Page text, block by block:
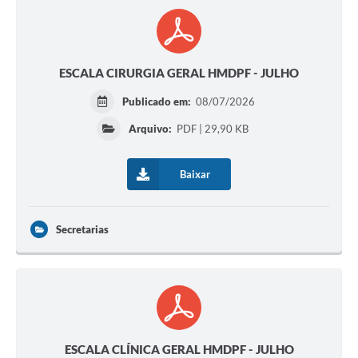
ESCALA CIRURGIA GERAL HMDPF - JULHO
Publicado em: 08/07/2026
Arquivo: PDF | 29,90 KB
Baixar
Secretarias
ESCALA CLÍNICA GERAL HMDPF - JULHO